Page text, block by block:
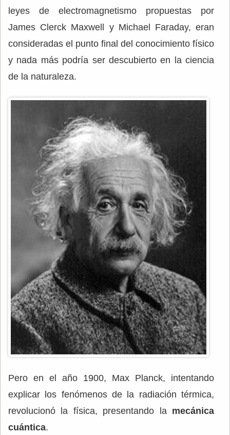
leyes de electromagnetismo propuestas por
James Clerck Maxwell y Michael Faraday, eran
consideradas el punto final del conocimiento físico
y nada más podría ser descubierto en la ciencia
de la naturaleza.
Pero en el año 1900, Max Planck, intentando
explicar los fenómenos de la radiación térmica,
revolucionó la física, presentando la mecánica
cuántica.